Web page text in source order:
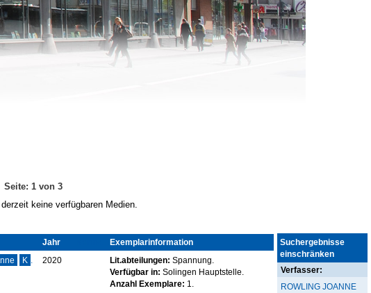
Seite: 1 von 3
keine verfügbaren Medien.
Suchergebnisse
einschränken
Verfasser:
ROWLING JOANNE
Jahr
Exemplarinformation
K 2020 Lit.abteilungen: Spannung.
Verfügbar in: Solingen Hauptstelle
Anzahl Exemplare: 1.